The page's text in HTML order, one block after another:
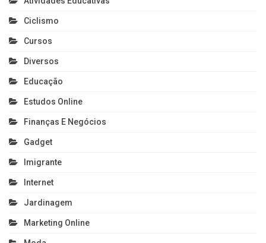
Ciclismo
Cursos
Diversos
Educação
Estudos Online
Finanças E Negócios
Gadget
Imigrante
Internet
Jardinagem
Marketing Online